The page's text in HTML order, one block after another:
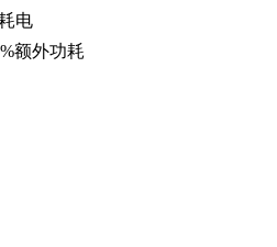
电
额外功耗